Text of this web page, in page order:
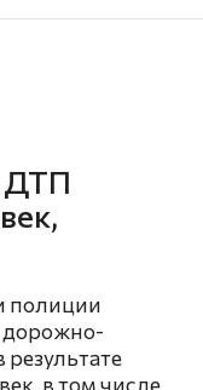
ДТП
полиции
дорожно-
в том числе